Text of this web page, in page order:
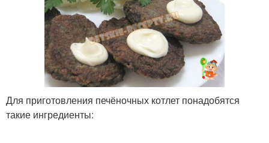
Оладьи с семенами
Для приготовления печёночных котлет понадобятся
такие ингредиенты: